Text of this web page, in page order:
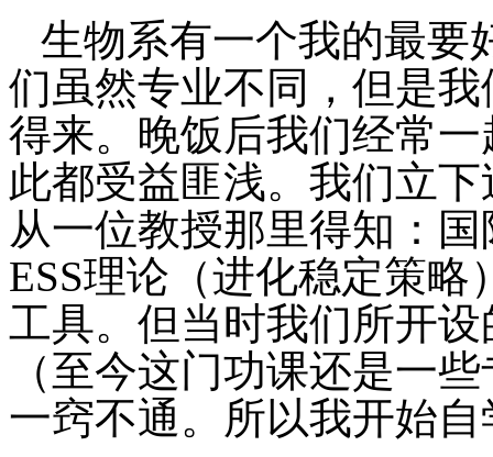
生物系有一个我的最要
们虽然专业不同，但是
得来。晚饭后我们经常
此都受益匪浅。我们立
从一位教授那里得知：
ESS理论（进化稳定策略
工具。但当时我们所开
（至今这门功课还是一
一窍不通。所以我开始